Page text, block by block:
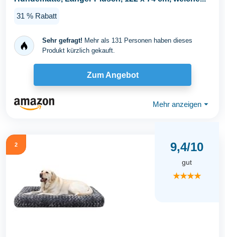
31 % Rabatt
Sehr gefragt! Mehr als 131 Personen haben dieses
Produkt kürzlich gekauft.
Zum Angebot
Mehr anzeigen ⏷
2 9,4/10
gut
★★★★